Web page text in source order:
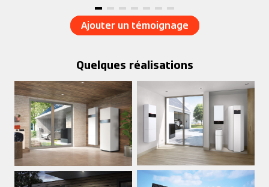
Ajouter un témoignage
Quelques réalisations